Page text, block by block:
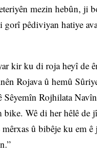
mezin hebûn, ji
gorî pêdiviyan hatiye
kir ku di roja heyî de
Rojava û hemû
Sêyemîn Rojhilata
bike. Wê di her hêlê
û bibêje ku em